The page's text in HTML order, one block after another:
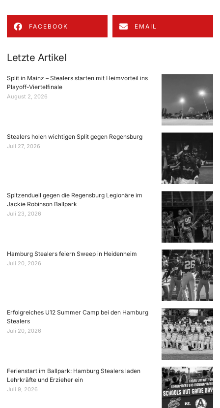
FACEBOOK EMAIL
Letzte Artikel
Split in Mainz – Stealers starten mit Heimvorteil ins
Playoff-Viertelfinale
August 2, 2026
Stealers holen wichtigen Split gegen Regensburg
Juli 27, 2026
Spitzenduell gegen die Regensburg Legionäre im
Jackie Robinson Ballpark
Juli 23, 2026
Hamburg Stealers feiern Sweep in Heidenheim
Juli 20, 2026
Erfolgreiches U12 Summer Camp bei den Hamburg
Stealers
Juli 20, 2026
Ferienstart im Ballpark: Hamburg Stealers laden
Lehrkräfte und Erzieher ein
Juli 9, 2026